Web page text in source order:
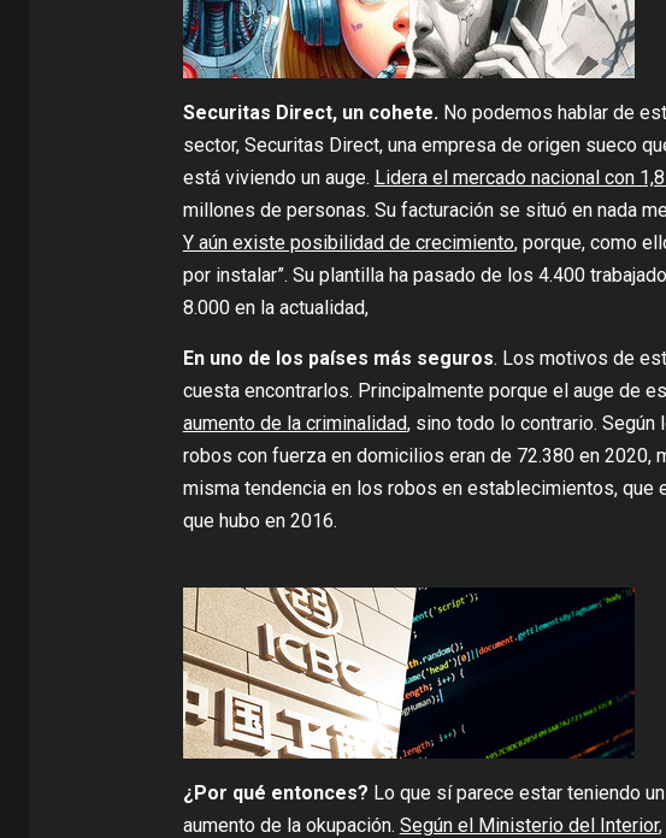
Securitas Direct, un cohete. No podemos hablar de
sector, Securitas Direct, una empresa de origen sueco
está viviendo un auge. Lidera el mercado nacional con
millones de personas. Su facturación se situó en nada
Y aún existe posibilidad de crecimiento, porque, como
por instalar”. Su plantilla ha pasado de los 4.400
8.000 en la actualidad,
En uno de los países más seguros. Los motivos de
cuesta encontrarlos. Principalmente porque el auge de
aumento de la criminalidad, sino todo lo contrario.
robos con fuerza en domicilios eran de 72.380 en 2020,
misma tendencia en los robos en establecimientos, que
que hubo en 2016.
¿Por qué entonces? Lo que sí parece estar teniendo
aumento de la okupación. Según el Ministerio del Interior